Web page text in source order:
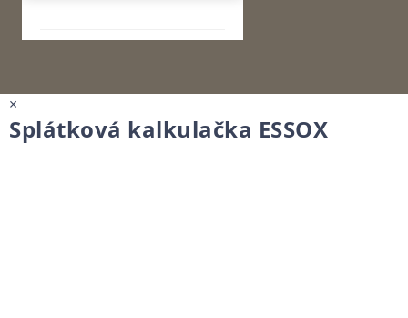
×
Splátková kalkulačka ESSOX